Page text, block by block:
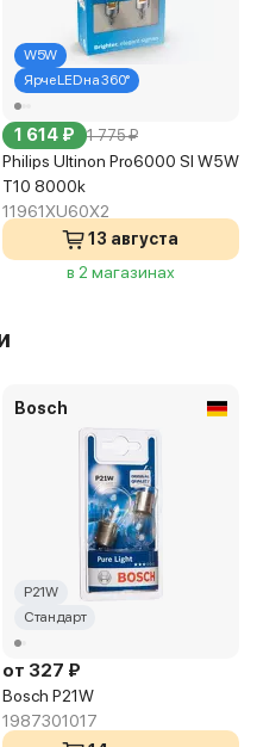
W5W
Ярче LED на 360°
1 614 ₽ 1 775 ₽
Philips Ultinon Pro6000 Sl W5W
T10 8000k
11961XU60X2
13 августа
в 2 магазинах
Bosch
P21W
Стандарт
от 327 ₽
Bosch P21W
1987301017